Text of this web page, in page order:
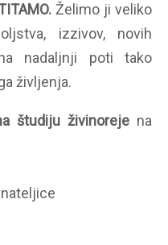
Želimo ji veliko
izzivov, novih
nadaljnji poti tako
življenja.
študiju živinoreje na